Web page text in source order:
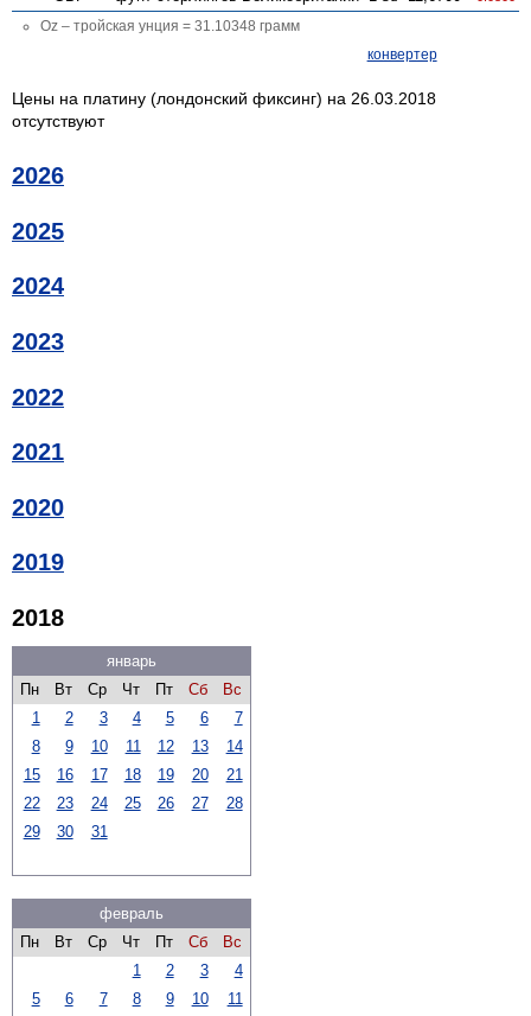
Oz – тройская унция = 31.10348 грамм
конвертер
Цены на платину (лондонский фиксинг) на 26.03.2018
отсутствуют
2026
2025
2024
2023
2022
2021
2020
2019
2018
январь
Пн
Вт Ср Чт Пт Сб
Вс
1
2 3 4 5 6
7
8
9 10 11 12 13
14
15
16 17 18 19 20
21
22
23 24 25 26 27
28
29
30 31
февраль
Пн
Вт Ср Чт Пт Сб
Вс
1
2 3
4
5
6 7 8 9 10
11